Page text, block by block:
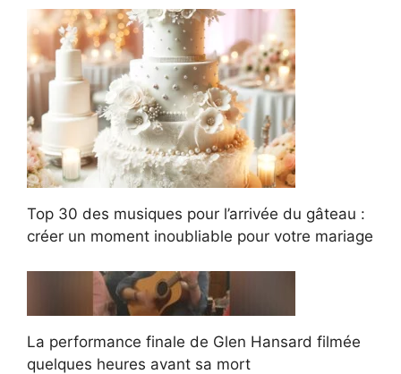
Top 30 des musiques pour l’arrivée du gâteau :
créer un moment inoubliable pour votre mariage
La performance finale de Glen Hansard filmée
quelques heures avant sa mort